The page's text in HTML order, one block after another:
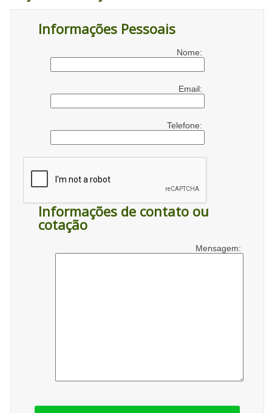
Informações Pessoais
Nome:
Email:
Telefone:
Informações de contato ou
cotação
Mensagem: